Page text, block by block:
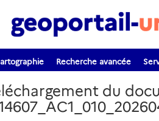
Recherche avancée
du